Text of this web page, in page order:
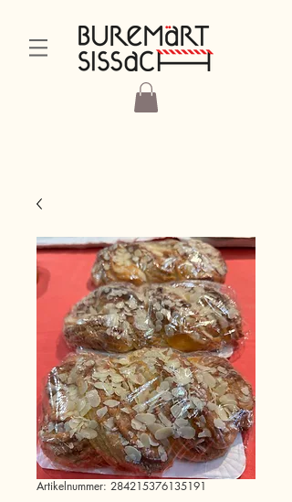
Artikelnummer: 284215376135191